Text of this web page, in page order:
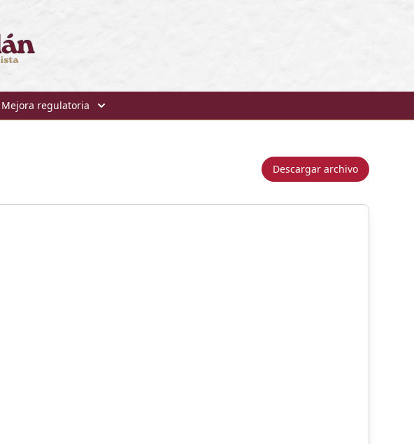
Mejora regulatoria
Descargar archivo